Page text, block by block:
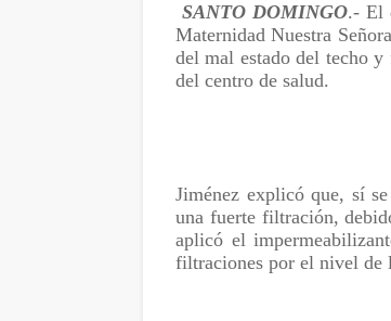
SANTO DOMINGO.- El
Maternidad Nuestra
del mal estado del techo
del centro de salud.
Jiménez explicó que, sí
una fuerte filtración,
aplicó el
filtraciones por el nivel de